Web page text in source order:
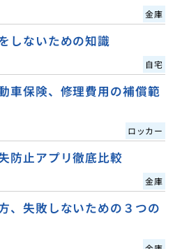
金庫
しないための知識
自宅
車保険、修理費用の補償範
ロッカー
防止アプリ徹底比較
金庫
、失敗しないための３つの